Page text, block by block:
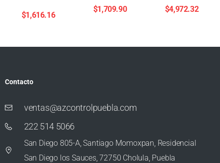
$1,616.16
$1,709.90 $4,972.32
Contacto
ventas@azcontrolpuebla.com
222 514 5066
San Diego 805-A, Santiago Momoxpan, Residencial
San Diego los Sauces, 72750 Cholula, Puebla